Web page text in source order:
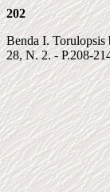
202
Benda I. Torulopsis
28, N. 2. - P.208-